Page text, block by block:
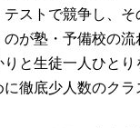
ストで競争し、
が塾・予備校の流
と生徒一人ひとり
徹底少人数のク